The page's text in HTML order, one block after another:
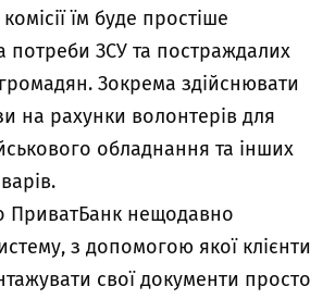
їм буде простіше
потреби ЗСУ та постраждалих
Зокрема здійснювати
на рахунки волонтерів для
обладнання та інших
ПриватБанк нещодавно
з допомогою якої клієнти
свої документи просто